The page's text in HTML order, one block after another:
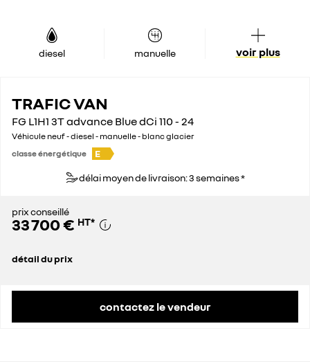
diesel manuelle voir plus
TRAFIC VAN
FG L1H1 3T advance Blue dCi 110 - 24
Véhicule neuf - diesel - manuelle - blanc glacier
classe énergétique
E
délai moyen de livraison: 3 semaines *
prix conseillé
33 700 € HT*
détail du prix
contactez le vendeur